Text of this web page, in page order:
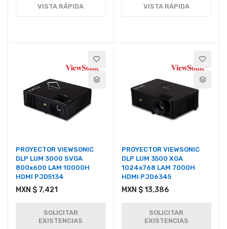
VISTA RÁPIDA VISTA RÁPIDA
PROYECTOR VIEWSONIC
DLP LUM 3000 SVGA
800x600 LAM 10000H
HDMI PJD5134
MXN $ 7,421
SOLICITAR
EXISTENCIAS
PROYECTOR VIEWSONIC
DLP LUM 3500 XGA
1024x768 LAM 7000H
HDMI PJD6345
MXN $ 13,386
SOLICITAR
EXISTENCIAS